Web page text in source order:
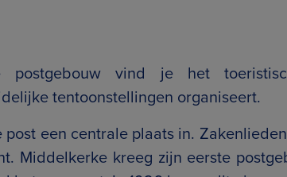
postgebouw vind je het
tentoonstellingen organiseert.
een centrale plaats in.
Middelkerke kreeg zijn eerste